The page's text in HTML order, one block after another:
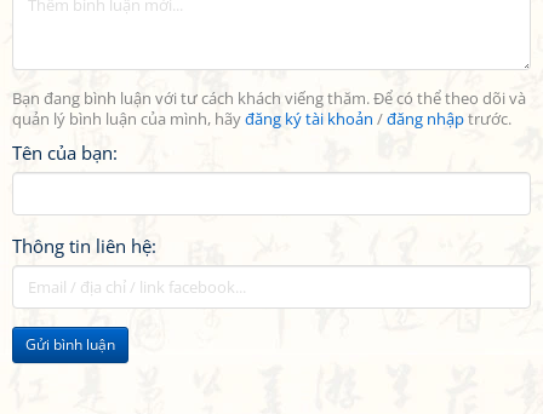
Bạn đang bình luận với tư cách khách viếng thăm. Để có thể theo dõi và
quản lý bình luận của mình, hãyđăng ký tài khoản /đăng nhậptrước.
Tên của bạn:
Thông tin liên hệ:
Gửi bình luận